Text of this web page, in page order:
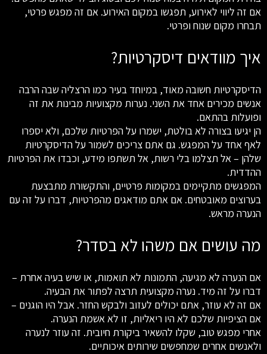
אם זה ליווי לאירוע, תפגשו במקום האירוע. אם זה מפגש פרטי,
תבחרו מקום שנוח ופרטי.
איך מוודאים דיסקרטיות?
הדיסקרטיות חשובה מאוד, במיוחד בעיר כמו הרצליה שבה הרבה
אנשים מכירים אחד את השני. נערות מקצועיות מבינות את זה
ופועלות בהתאם.
הן יגיעו בצורה לא בולטת, ישמרו על הפרטיות שלכם, ולא יספרו
לאף אחד על המפגש. גם אתם צריכים לשמור על הדיסקרטיות
שלהן – אל תצלמו בלי רשות, אל תשתפו מידע, וכבדו את הפרטיות
ההדדית.
המפגשים מתקיימים במקומות פרטיים, והתקשורת מתבצעת
בערוצים מאובטחים. אם אתם מודאגים מהפרטיות, דברו על זה עם
הנערה מראש.
מה עושים אם משהו לא בסדר?
אם הנערה לא מגיעה, התמונות לא תואמות, או שיש בעיה אחרת –
דברו על זה מיד. נערה מקצועית תרצה לפתור את הבעיה.
אם זה לא עוזר, אתם יכולים לעזוב ולבקש החזר. אבל היו הוגנים –
אם הציפיות שלכם לא היו ריאליות, זו לא אשמת הנערה.
אחרי מפגש טוב, שקלו להשאיר ביקורת חיובית. זה עוזר לנערה
ולאנשים אחרים שמחפשים שירותים איכותיים.